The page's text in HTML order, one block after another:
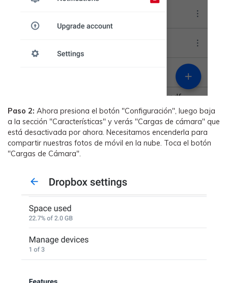
Paso 2: Ahora presiona el botón "Configuración", luego baja
a la sección "Características" y verás "Cargas de cámara" que
está desactivada por ahora. Necesitamos encenderla para
compartir nuestras fotos de móvil en la nube. Toca el botón
"Cargas de Cámara".